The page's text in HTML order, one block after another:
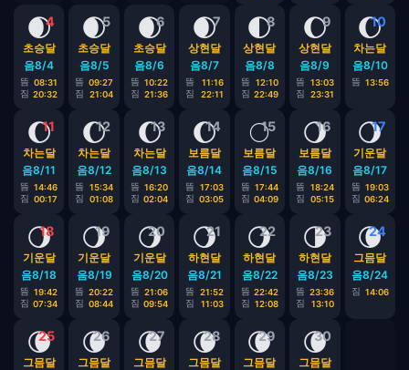
4
🌒
초승달
음8/4
뜸 08:31
짐 20:32
5
🌒
초승달
음8/5
뜸 09:27
짐
21:04
6
🌒
초승달
음8/6
뜸 10:22
짐 21:36
7
🌒
상현달
음8/7
뜸
11:16
짐
22:11
8
🌓
상현달
음8/8
뜸
12:10
짐 22:49
9
🌔
상현달
음8/9
뜸
13:03
짐
23:31
10
🌔
차는달
음8/10
뜸 13:56
11
🌔
차는달
음8/11
뜸 14:46
짐 00:17
12
🌔
차는달
음8/12
뜸
15:34
짐
01:08
13
🌔
차는달
음8/13
뜸 16:20
짐 02:04
14
🌔
보름달
음8/14
뜸
17:03
짐 03:05
15
🌕
보름달
음8/15
뜸 17:44
짐 04:09
16
🌖
보름달
음8/16
뜸
18:24
짐
05:15
17
🌖
기운달
음8/17
뜸 19:03
짐 06:24
18
🌖
기운달
음8/18
뜸 19:42
짐 07:34
19
🌖
기운달
음8/19
뜸 20:22
짐 08:44
20
🌖
기운달
음8/20
뜸 21:06
짐 09:54
21
🌖
하현달
음8/21
뜸
21:52
짐
11:03
22
🌖
하현달
음8/22
뜸 22:42
짐 12:08
23
🌗
하현달
음8/23
뜸 23:36
짐
13:10
24
🌘
그믐달
음8/24
짐 14:06
25
🌘
그믐달
26
🌘
그믐달
27
🌘
그믐달
28
🌘
그믐달
29
🌘
그믐달
30
🌘
그믐달